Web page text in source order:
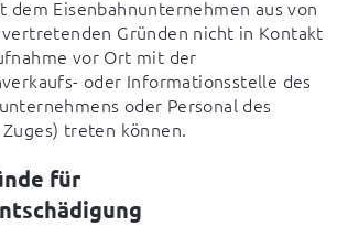
dem Eisenbahnunternehmen aus von
Gründen nicht in Kontakt
vor Ort mit der
oder Informationsstelle des
oder Personal des
treten können.
für